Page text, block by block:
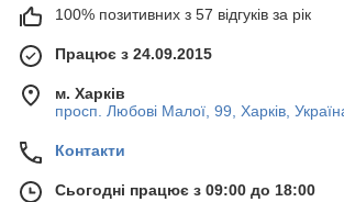
100% позитивних з 57 відгуків за рік
Працює з 24.09.2015
м. Харків
просп. Любові Малої, 99, Харків,
Контакти
Сьогодні працює з 09:00 до 18:00